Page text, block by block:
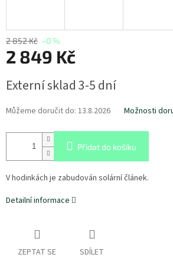
2 852 Kč –0 %
2 849 Kč
cena:
Externí sklad 3-5 dní
Můžeme doručit do: 13.8.2026 Možnosti
Přidat do košíku
V hodinkách je zabudován solární článek.
Detailní informace
ZEPTAT SE SDÍLET